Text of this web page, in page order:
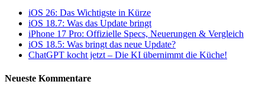
iOS 26: Das Wichtigste in Kürze
iOS 18.7: Was das Update bringt
iPhone 17 Pro: Offizielle Specs, Neuerungen & Vergleich
iOS 18.5: Was bringt das neue Update?
ChatGPT kocht jetzt – Die KI übernimmt die Küche!
Neueste Kommentare